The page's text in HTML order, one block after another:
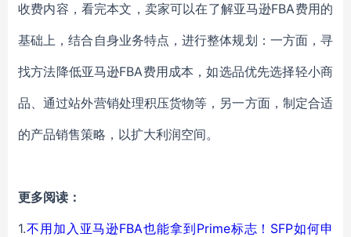
收费内容，看完本文，卖家可以在了解亚马逊FBA费用的
基础上，结合自身业务特点，进行整体规划：一方面，寻
找方法降低亚马逊FBA费用成本，如选品优先选择轻小商
品、通过站外营销处理积压货物等，另一方面，制定合适
的产品销售策略，以扩大利润空间。
更多阅读：
1.不用加入亚马逊FBA也能拿到Prime标志！SFP如何申